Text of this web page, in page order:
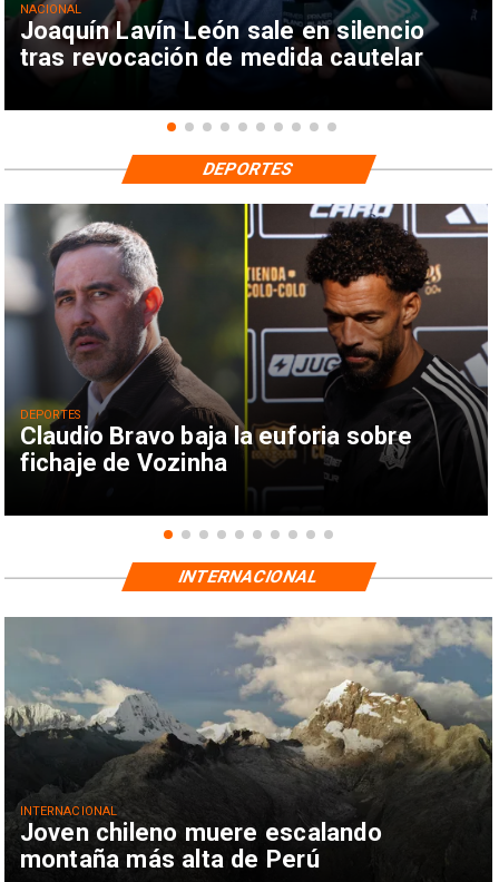
Joaquín Lavín León sale en silencio
tras revocación de medida cautelar
NACIONAL
Claudio Bravo baja la euforia sobre
fichaje de Vozinha
DEPORTES
DEPORTES
Joven chileno muere escalando
montaña más alta de Perú
INTERNACIONAL
INTERNACIONAL